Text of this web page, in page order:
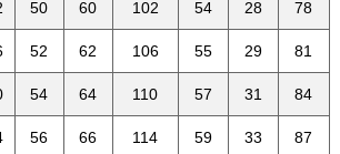
50 60 102 54 28 78
52 62 106 55 29 81
54 64 110 57 31 84
56 66 114 59 33 87